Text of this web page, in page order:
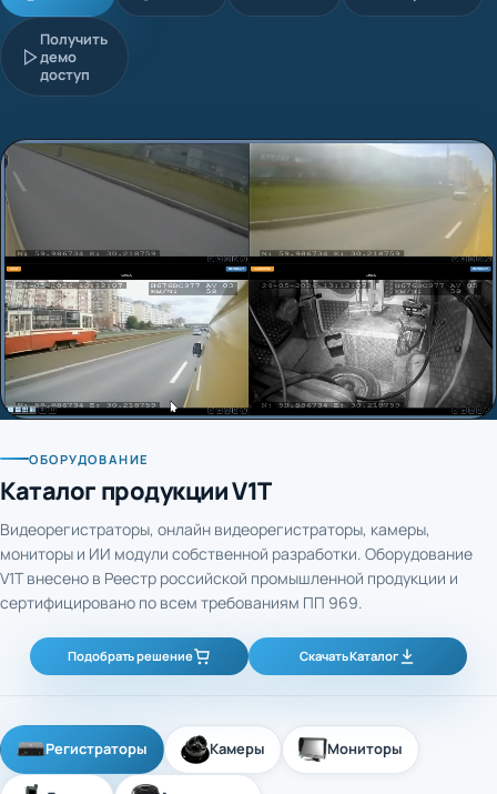
Получить
демо
доступ
Каталог продукции V1T
мониторы и ИИ модули собственной разработки. Оборудование
V1T внесено в Реестр российской промышленной продукции и
сертифицировано по всем требованиям ПП 969.
Подобрать решение Скачать Каталог